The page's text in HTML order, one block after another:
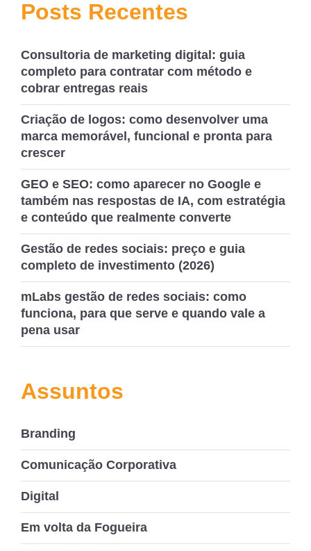
de
Posts Recentes
Consultoria de marketing digital: guia
completo para contratar com método e
cobrar entregas reais
Criação de logos: como desenvolver uma
marca memorável, funcional e pronta para
crescer
GEO e SEO: como aparecer no Google e
também nas respostas de IA, com estratégia
e conteúdo que realmente converte
Gestão de redes sociais: preço e guia
completo de investimento (2026)
mLabs gestão de redes sociais: como
funciona, para que serve e quando vale a
pena usar
Assuntos
Branding
Comunicação Corporativa
Digital
Em volta da Fogueira